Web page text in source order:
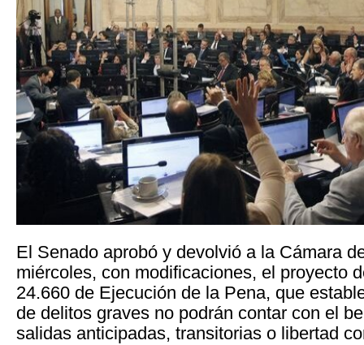
El Senado aprobó y devolvió a la Cámara
miércoles, con modificaciones, el proyecto
24.660 de Ejecución de la Pena, que
de delitos graves no podrán contar con el
salidas anticipadas, transitorias o libertad